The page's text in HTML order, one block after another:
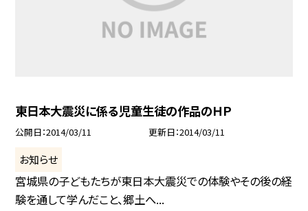
東日本大震災に係る児童生徒の作品のＨＰ
公開日 2014/03/11 更新日 2014/03/11
お知らせ
宮城県の子どもたちが東日本大震災での体験やその後の経
験を通して学んだこと、郷土へ...